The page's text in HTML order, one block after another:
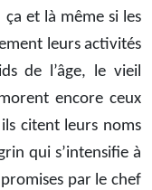
ça et là même si les
leurs activités
de l’âge, le vieil
encore ceux
citent leurs noms
qui s’intensifie à
par le chef